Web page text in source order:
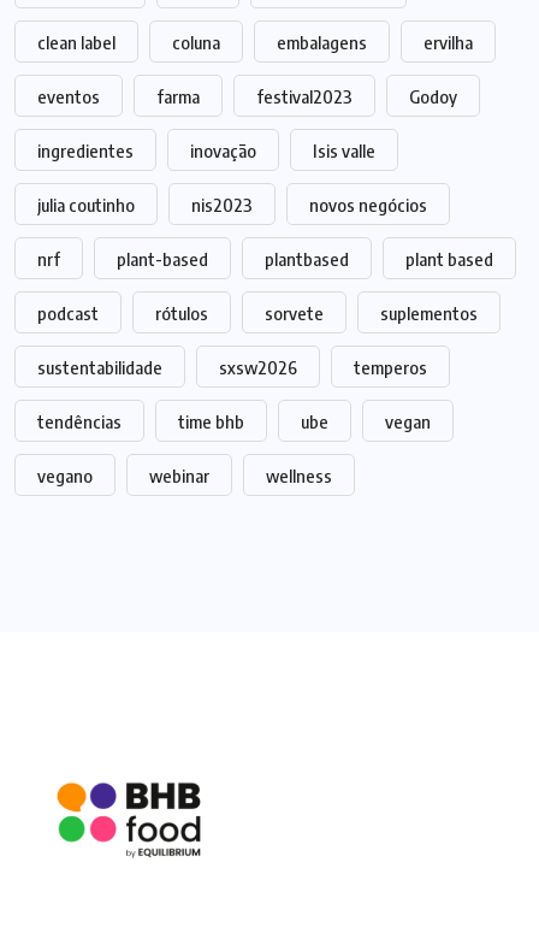
clean label coluna embalagens ervilha
eventos farma festival2023 Godoy
ingredientes inovação Isis valle
julia coutinho nis2023 novos negócios
nrf plant-based plantbased plant based
podcast rótulos sorvete suplementos
sustentabilidade sxsw2026 temperos
tendências time bhb ube vegan
vegano webinar wellness